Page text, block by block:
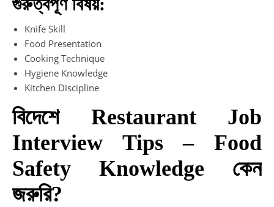
Knife Skill
Food Presentation
Cooking Technique
Hygiene Knowledge
Kitchen Discipline
বিদেশে Restaurant Job
Interview Tips – Food
Safety Knowledge কেন
জরুরি?